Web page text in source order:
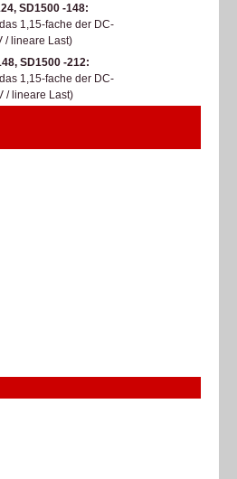
SD1500 -148
1,15-fache der DC-
/ lineare Last)​
SD1500 -212
1,15-fache der DC-
/ lineare Last)